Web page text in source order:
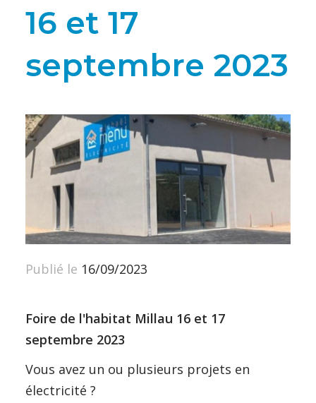
16 et 17
septembre 2023
Publié le 16/09/2023
Foire de l'habitat Millau 16 et 17
septembre 2023
Vous avez un ou plusieurs projets en
électricité ?